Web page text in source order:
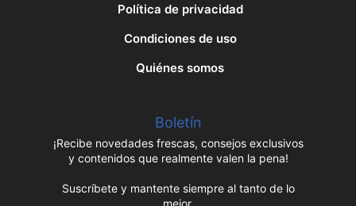
Política de privacidad
Condiciones de uso
Quiénes somos
Boletín
¡Recibe novedades frescas, consejos exclusivos
y contenidos que realmente valen la pena!
Suscríbete y mantente siempre al tanto de lo